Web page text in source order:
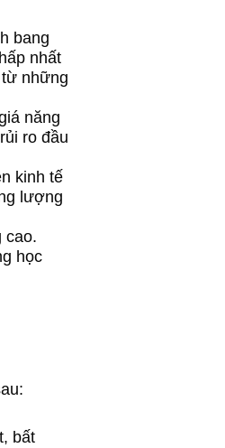
bang
nhất
những
năng
ro đầu
kinh tế
lượng
cao.
học
bất